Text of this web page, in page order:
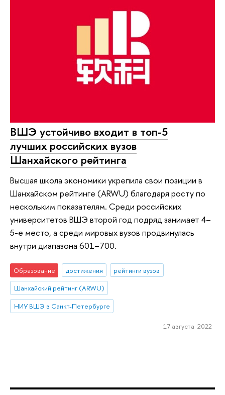
ВШЭ устойчиво входит в топ-5
лучших российских вузов
Шанхайского рейтинга
Высшая школа экономики укрепила свои позиции в
Шанхайском рейтинге (ARWU) благодаря росту по
нескольким показателям. Среди российских
университетов ВШЭ второй год подряд занимает 4–
5-е место, а среди мировых вузов продвинулась
внутри диапазона 601–700.
Образование достижения
рейтинги вузов
Шанхайский рейтинг (ARWU)
НИУ ВШЭ в Санкт-Петербурге
17 августа 2022